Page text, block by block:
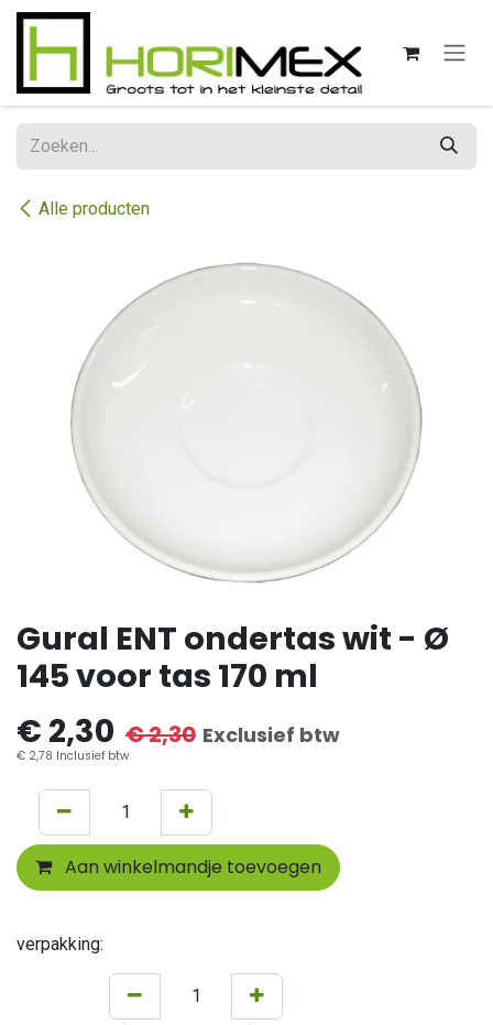
Overslaan naar inhoud
Alle producten
Gural ENT ondertas wit - Ø
145 voor tas 170 ml
€ 2,30 €2,30 Exclusief btw
€ 2,78 Inclusief btw
Aan winkelmandje toevoegen
verpakking: